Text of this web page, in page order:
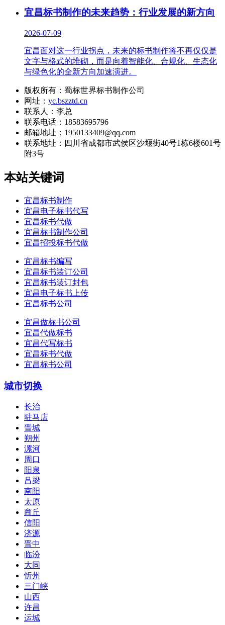
宜昌标书制作的未来趋势：行业发展的新方向
2026-07-09
宜昌面对这一行业拐点，未来的标书制作将不再仅仅是
文字与格式的堆砌，而是向着智能化、合规化、生态化
与绿色化的全新方向加速演进。
版权所有：蜀标世界标书制作公司
网址： yc.bszztd.cn
联系人：李总
联系电话：18583695796
邮箱地址：1950133409@qq.com
联系地址： 四川省成都市武侯区沙堰街40号1栋6楼601号
附3号
本站关键词
宜昌标书制作
宜昌电子标书代写
宜昌标书代做
宜昌标书制作公司
宜昌招投标书代做
宜昌标书编写
宜昌标书装订公司
宜昌标书装订封包
宜昌电子标书上传
宜昌标书公司
宜昌做标书公司
宜昌代做标书
宜昌代写标书
宜昌标书代做
宜昌标书公司
城市切换
长治
驻马店
晋城
朔州
漯河
周口
阳泉
吕梁
南阳
太原
商丘
信阳
济源
晋中
临汾
大同
忻州
三门峡
山西
许昌
运城